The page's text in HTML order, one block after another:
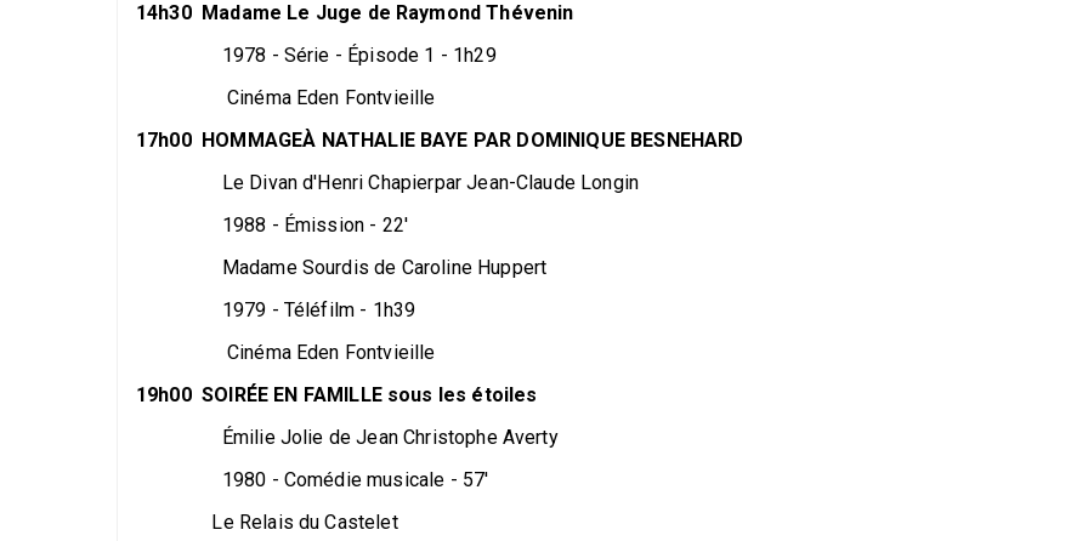
14h30 Madame Le Juge de Raymond Thévenin
1978 - Série - Épisode 1 - 1h29
Cinéma Eden Fontvieille
17h00 HOMMAGEÀ NATHALIE BAYE PAR DOMINIQUE BESNEHARD
Le Divan d'Henri Chapierpar Jean-Claude Longin
1988 - Émission - 22'
Madame Sourdis de Caroline Huppert
1979 - Téléfilm - 1h39
Cinéma Eden Fontvieille
19h00 SOIRÉE EN FAMILLE sous les étoiles
Émilie Jolie de Jean Christophe Averty
1980 - Comédie musicale - 57'
Le Relais du Castelet